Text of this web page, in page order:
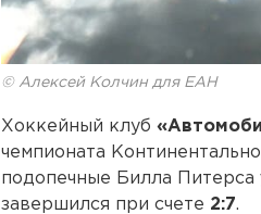
© Алексей Колчин для ЕАН
Хоккейный клуб
чемпионата
подопечные Билла Питерса
завершился при счете 2:7.